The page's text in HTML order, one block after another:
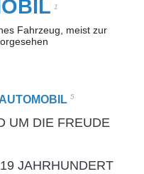
1
Fahrzeug, meist zur
AUTOMOBIL 5
UM DIE FREUDE
JAHRHUNDERT